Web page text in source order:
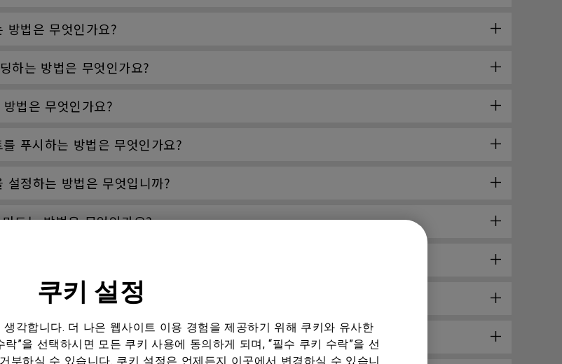
쿠키 설정
각합니다. 더 나은 웹사이트 이용 경험을 제공하기 위해 쿠키와 유사한
”을 선택하시면 모든 쿠키 사용에 동의하게 되며, “필수 쿠키 수락”을 선
부하실 수 있습니다. 쿠키 설정은 언제든지 이곳에서 변경하실 수 있습니
방법은 무엇인가요?
하는 방법은 무엇인가요?
법은 무엇인가요?
푸시하는 방법은 무엇인가요?
정하는 방법은 무엇입니까?
드는 방법은 무엇인가요?
리하는 방법은 무엇입니까?
무엇인가요?
인가요?